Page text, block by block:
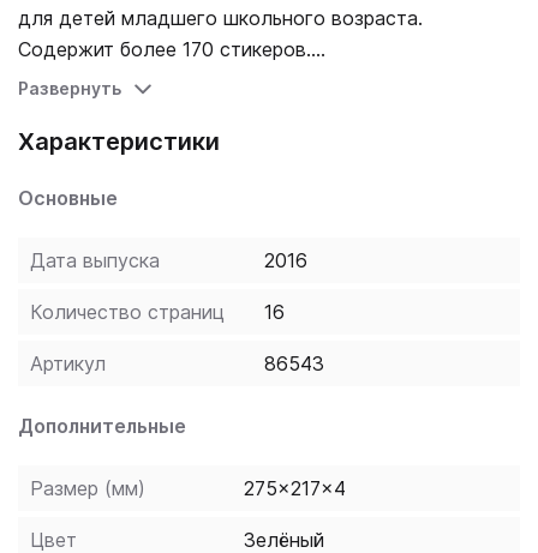
для детей младшего школьного возраста.
Содержит более 170 стикеров.
животных, которые обитают в садах и лесах,
изображениями зверей, насекомых, деревьев и
иллюстрации. Пособие идеально подходит для
изучения мира природы и развития мелкой моторики
Развернуть
Характеристики
Основные
Дата выпуска 2016
Количество страниц 16
Артикул 86543
Дополнительные
Размер (мм) 275x217x4
Цвет Зелёный